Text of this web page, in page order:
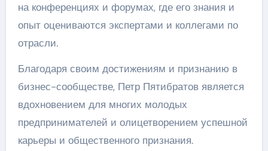
на конференциях и форумах, где его знания и
опыт оцениваются экспертами и коллегами по
отрасли.
Благодаря своим достижениям и признанию в
бизнес-сообществе, Петр Пятибратов является
вдохновением для многих молодых
предпринимателей и олицетворением успешной
карьеры и общественного признания.